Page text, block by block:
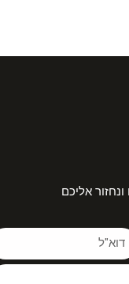
אליכם